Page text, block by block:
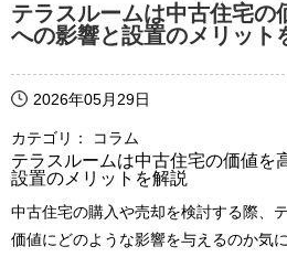
テラスルームは中古住宅の
への影響と設置のメリット
2026年05月29日
カテゴリ： コラム
テラスルームは中古住宅の価値を
設置のメリットを解説
中古住宅の購入や売却を検討する際、
価値にどのような影響を与えるのか気